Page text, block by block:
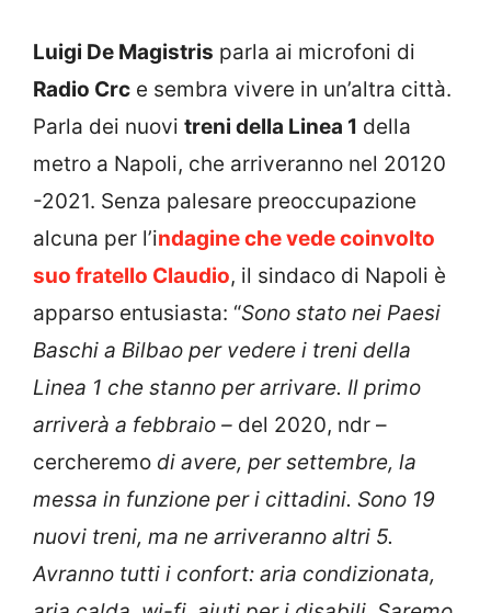
Luigi De Magistris parla ai microfoni di
Radio Crc e sembra vivere in un’altra città.
Parla dei nuovi treni della Linea 1 della
metro a Napoli, che arriveranno nel 20120
-2021. Senza palesare preoccupazione
alcuna per l’indagine che vede coinvolto
suo fratello Claudio, il sindaco di Napoli è
apparso entusiasta: “Sono stato nei Paesi
Baschi a Bilbao per vedere i treni della
Linea 1 che stanno per arrivare. Il primo
arriverà a febbraio – del 2020, ndr –
cercheremo di avere, per settembre, la
messa in funzione per i cittadini. Sono 19
nuovi treni, ma ne arriveranno altri 5.
Avranno tutti i confort: aria condizionata,